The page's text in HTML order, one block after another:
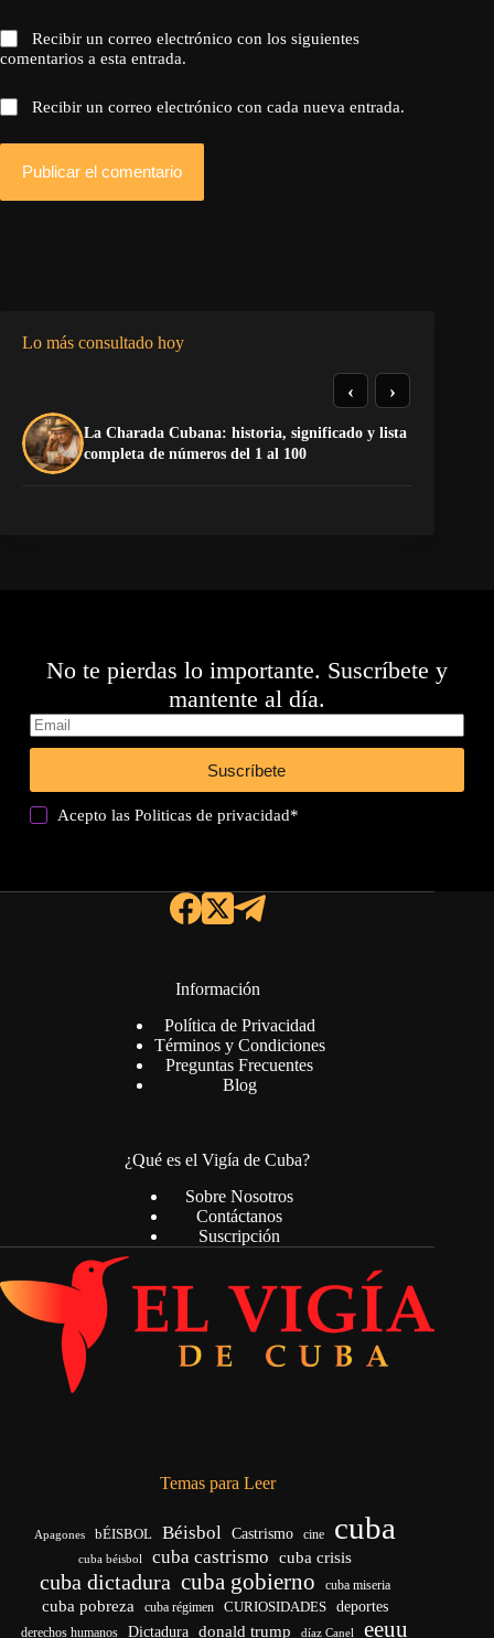
Recibir un correo electrónico con los siguientes
comentarios a esta entrada.
Recibir un correo electrónico con cada nueva entrada.
Publicar el comentario
Lo más consultado hoy
La Charada Cubana: historia, significado y lista
completa de números del 1 al 100
‹ ›
No te pierdas lo importante. Suscríbete y
mantente al día.
Suscríbete
Acepto lasPoliticas de privacidad*
Información
Política de Privacidad
Términos y Condiciones
Preguntas Frecuentes
Blog
¿Qué es el Vigía de Cuba?
Sobre Nosotros
Contáctanos
Suscripción
Temas para Leer
Apagones bÉISBOL Béisbol Castrismo cine cuba
cuba béisbol cuba castrismo cuba crisis
cuba dictadura cuba gobierno cuba miseria
cuba pobreza cuba régimen CURIOSIDADES deportes
derechos humanos Dictadura donald trump díaz Canel eeuu